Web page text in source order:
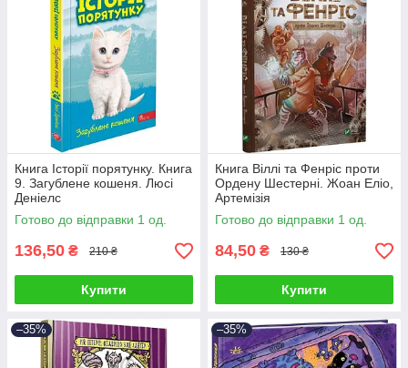
Книга Історії порятунку. Книга
9. Загублене кошеня. Люсі
Деніелс
Готово до відправки 1 од.
136,50 ₴ 210 ₴
Купити
Книга Віллі та Фенріс проти
Ордену Шестерні. Жоан Еліо,
Артемізія
Готово до відправки 1 од.
84,50 ₴ 130 ₴
Купити
–35% –35%